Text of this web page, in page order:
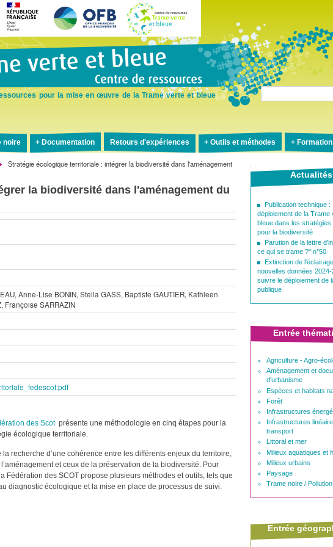
au
contenu
pour la mise en œuvre de la Trame verte et bleue
noire Documentation Retours d'expériences Outils et méthodes Formation
Stratégie écologique territoriale : intégrer la biodiversité dans l'aménagement
la biodiversité dans l'aménagement du
Anne-Lise BONIN, Stella GASS, Baptiste GAUTIER, Kathleen
Françoise SARRAZIN
des Scotprésente une méthodologie en cinq étapes pour la
écologique territoriale.
recherche d’une cohérence entre les différents enjeux du territoire,
et ceux de la préservation de la biodiversité. Pour
Fédération des SCOT propose plusieurs méthodes et outils, tels que
diagnostic écologique et la mise en place de processus de suivi.
Actualités
Publication technique :
déploiement de la Trame
bleue dans les stratégies
pour la biodiversité
Parution de la lettre
ce qui se trame ?" n°50
Extinction de
nouvelles données
suivre le déploiement de
publique
Entrée
Agriculture - Agro-
Aménagement et
d'urbanisme
Espèces et habitats
Forêt
Infrastructures
Infrastructures
transport
Littoral et mer
Milieux aquatiques et
Milieux urbains
Paysage
Trame noire /
Entrée